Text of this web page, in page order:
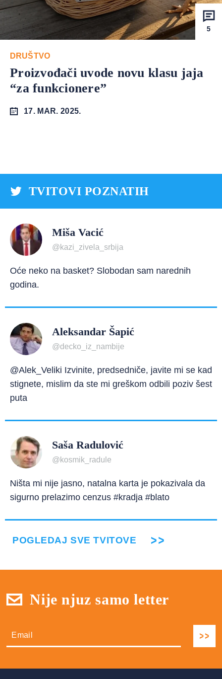
5
DRUŠTVO
Proizvođači uvode novu klasu jaja
“za funkcionere”
17. MAR. 2025.
TVITOVI POZNATIH
Miša Vacić
@kazi_zivela_srbija
Oće neko na basket? Slobodan sam narednih
godina.
Aleksandar Šapić
@decko_iz_nambije
@Alek_Veliki Izvinite, predsedniče, javite mi se kad
stignete, mislim da ste mi greškom odbili poziv šest
puta
Saša Radulović
@kosmik_radule
Ništa mi nije jasno, natalna karta je pokazivala da
sigurno prelazimo cenzus #kradja #blato
POGLEDAJ SVE TVITOVE
Nije njuz samo letter